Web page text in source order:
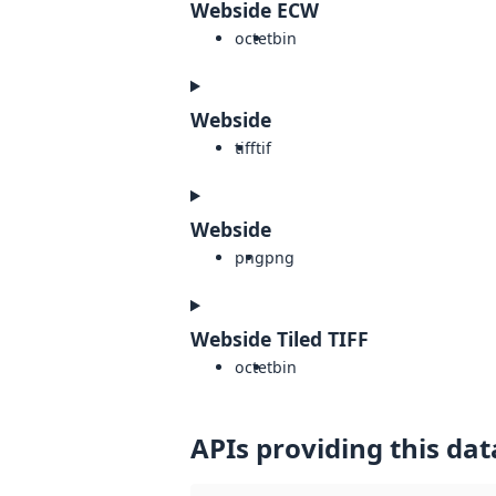
Webside ECW
octetbin
Webside
tifftif
Webside
pngpng
Webside Tiled TIFF
octetbin
APIs providing this